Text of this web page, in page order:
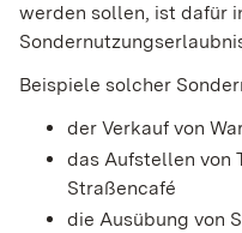
werden sollen, ist dafür
Beispiele solcher
der Verkauf von
das Aufstellen von
Straßencafé
die Ausübung von